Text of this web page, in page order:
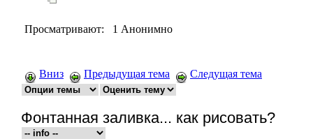
Просматривают: 1 Анонимно
Вниз Предыдущая тема Следущая тема
Фонтанная заливка... как рисовать?